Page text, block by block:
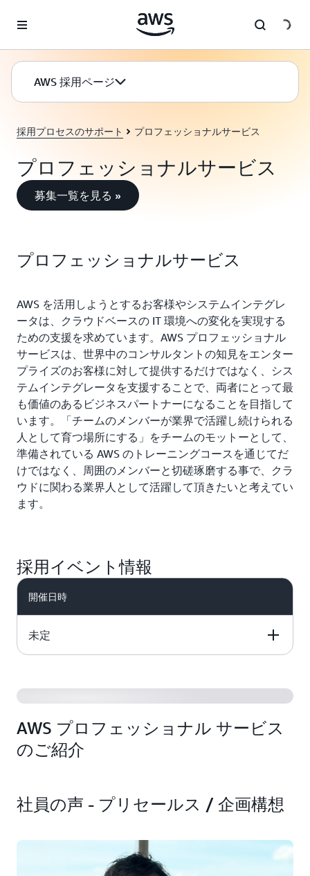
AWS 採用ページ
採用プロセスのサポート プロフェッショナルサービス
プロフェッショナルサービス
募集一覧を見る »
プロフェッショナルサービス
AWS を活用しようとするお客様やシステムインテグレ
ータは、クラウドベースの IT 環境への変化を実現する
ための支援を求めています。AWS プロフェッショナル
サービスは、世界中のコンサルタントの知見をエンター
プライズのお客様に対して提供するだけではなく、シス
テムインテグレータを支援することで、両者にとって最
も価値のあるビジネスパートナーになることを目指して
います。「チームのメンバーが業界で活躍し続けられる
人として育つ場所にする」をチームのモットーとして、
準備されている AWS のトレーニングコースを通じてだ
けではなく、周囲のメンバーと切磋琢磨する事で、クラ
ウドに関わる業界人として活躍して頂きたいと考えてい
ます。
採用イベント情報
開催日時
未定
未定 未定
AWS プロフェッショナル サービス
のご紹介
社員の声 - プリセールス / 企画構想